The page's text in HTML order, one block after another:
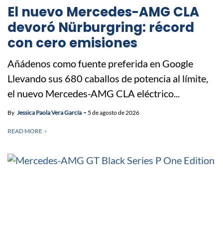
El nuevo Mercedes-AMG CLA
devoró Nürburgring: récord
con cero emisiones
Añádenos como fuente preferida en Google
Llevando sus 680 caballos de potencia al límite,
el nuevo Mercedes-AMG CLA eléctrico...
By Jessica Paola Vera García 5 de agosto de 2026
READ MORE